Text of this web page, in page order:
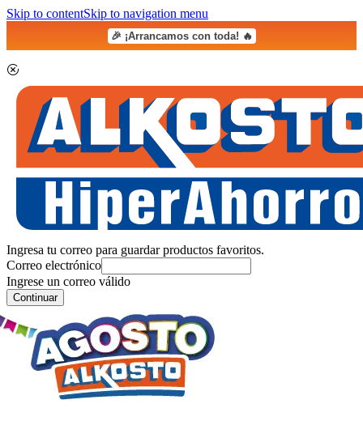
Skip to contentSkip to navigation menu
🎉 ¡Arrancamos con toda! 🔥
Ingresa tu correo para guardar productos favoritos.
Correo electrónico
Ingrese un correo válido
Continuar